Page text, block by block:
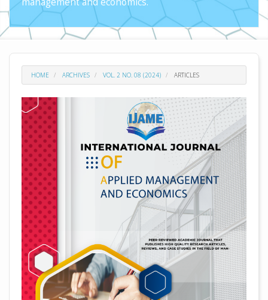
HOME ARCHIVES VOL. 2 NO. 08 (2024) ARTICLES